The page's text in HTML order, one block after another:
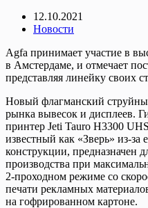
12.10.2021
Новости
Agfa принимает участие в
в Амстердаме, и отмечает
представляя линейку своих
Новый флагманский
рынка вывесок и дисплеев.
принтер Jeti Tauro H3300
известный как «Зверь» из-
конструкции, предназначен
производства при
2-проходном режиме со
печати рекламных
на гофрированном картоне.